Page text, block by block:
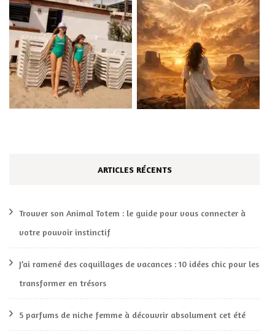
ARTICLES RÉCENTS
Trouver son Animal Totem : le guide pour vous connecter à
votre pouvoir instinctif
J’ai ramené des coquillages de vacances : 10 idées chic pour les
transformer en trésors
5 parfums de niche femme à découvrir absolument cet été